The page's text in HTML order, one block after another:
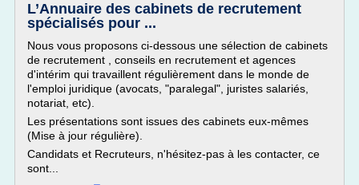
L’Annuaire des cabinets de recrutement
spécialisés pour ...
Nous vous proposons ci-dessous une sélection de cabinets
de recrutement , conseils en recrutement et agences
d'intérim qui travaillent régulièrement dans le monde de
l'emploi juridique (avocats, "paralegal", juristes salariés,
notariat, etc).
Les présentations sont issues des cabinets eux-mêmes
(Mise à jour régulière).
Candidats et Recruteurs, n'hésitez-pas à les contacter, ce
sont...